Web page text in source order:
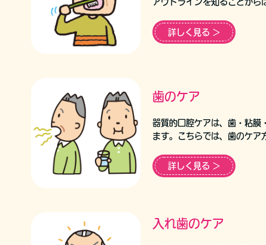
アウトラインを知ることから
詳しく見る ＞
歯のケア
器質的口腔ケアは、歯・粘膜
ます。こちらでは、歯のケア
詳しく見る ＞
入れ歯のケア